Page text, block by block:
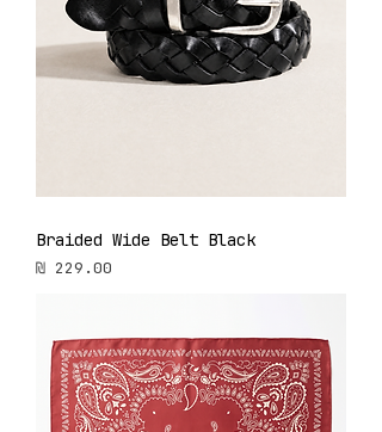
Braided Wide Belt Black
מחיר